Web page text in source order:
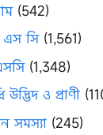
(542)
এস সি(1,561)
(1,348)
উদ্ভিদ ও প্রাণী
সমস্যা (245)